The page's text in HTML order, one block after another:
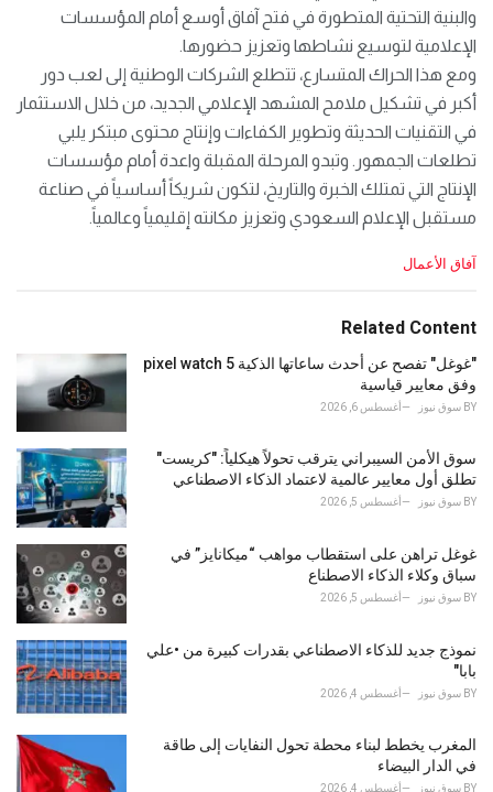
والبنية التحتية المتطورة في فتح آفاق أوسع أمام المؤسسات
الإعلامية لتوسيع نشاطها وتعزيز حضورها.
ومع هذا الحراك المتسارع، تتطلع الشركات الوطنية إلى لعب دور
أكبر في تشكيل ملامح المشهد الإعلامي الجديد، من خلال الاستثمار
في التقنيات الحديثة وتطوير الكفاءات وإنتاج محتوى مبتكر يلبي
تطلعات الجمهور. وتبدو المرحلة المقبلة واعدة أمام مؤسسات
الإنتاج التي تمتلك الخبرة والتاريخ، لتكون شريكاً أساسياً في صناعة
مستقبل الإعلام السعودي وتعزيز مكانته إقليمياً وعالمياً.
C
e
o
r
i
:
آفاق الأعمال
Related Content
"غوغل" تفصح عن أحدث ساعاتها الذكية pixel watch 5
وفق معايير قياسية
BY سوق نيوز أغسطس 6, 2026
سوق الأمن السيبراني يترقب تحولاً هيكلياً: "كريست"
تطلق أول معايير عالمية لاعتماد الذكاء الاصطناعي
BY سوق نيوز أغسطس 5, 2026
غوغل تراهن على استقطاب مواهب “ميكانايز” في
سباق وكلاء الذكاء الاصطناع
BY سوق نيوز أغسطس 5, 2026
نموذج جديد للذكاء الاصطناعي بقدرات كبيرة من •علي
بابا"
BY سوق نيوز أغسطس 4, 2026
المغرب يخطط لبناء محطة تحول النفايات إلى طاقة
في الدار البيضاء
BY سوق نيوز أغسطس 4, 2026